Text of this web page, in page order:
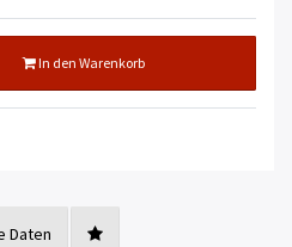
In den Warenkorb
Daten